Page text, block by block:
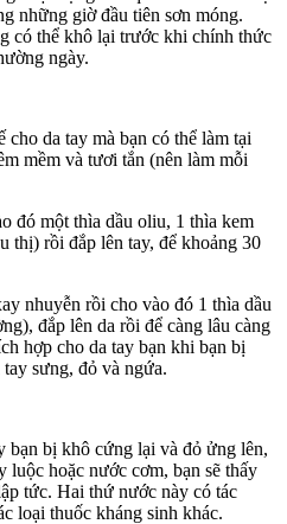
những giờ đầu tiên sơn móng.
có thể khô lại trước khi chính thức
ngày.
da tay mà bạn có thể làm tại
mềm và tươi tắn (nên làm mỗi
đó một thìa dầu oliu, 1 thìa kem
thị) rồi đắp lên tay, để khoảng 30
nhuyễn rồi cho vào đó 1 thìa dầu
đắp lên da rồi để càng lâu càng
hợp cho da tay bạn khi bạn bị
sưng, đỏ và ngứa.
bạn bị khô cứng lại và đỏ ửng lên,
luộc hoặc nước cơm, bạn sẽ thấy
tức. Hai thứ nước này có tác
loại thuốc kháng sinh khác.